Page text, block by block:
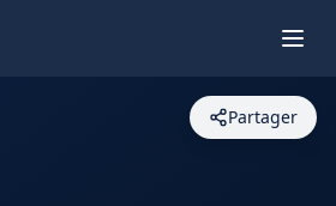
Partager